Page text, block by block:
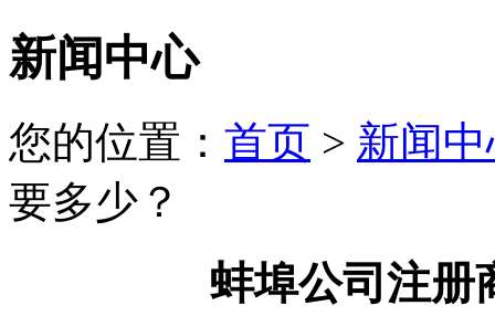
新闻中心
您的位置： 首页 > 新闻
要多少？
蚌埠公司注册